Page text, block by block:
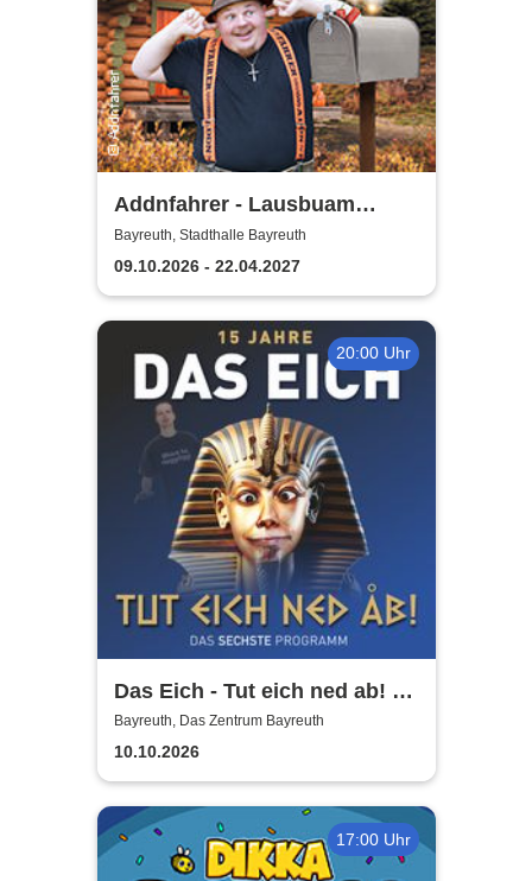
Addnfahrer - Lausbuam
Gschicht'n
Bayreuth, Stadthalle Bayreuth
09.10.2026 - 22.04.2027
20:00 Uhr
Das Eich - Tut eich ned ab! -
Stefan Eichner | Musik-
Kabarett, Komik und mehr
Bayreuth, Das Zentrum Bayreuth
10.10.2026
17:00 Uhr